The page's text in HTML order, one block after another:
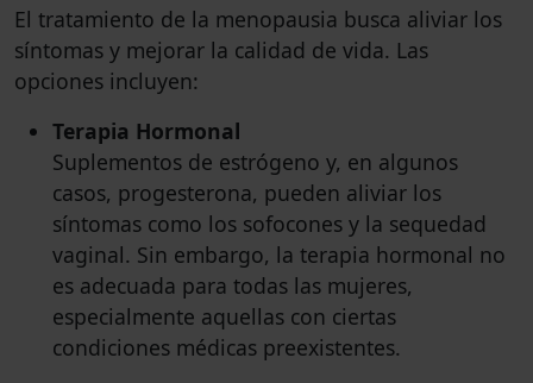
El tratamiento de la menopausia busca aliviar los
síntomas y mejorar la calidad de vida. Las
opciones incluyen:
Terapia Hormonal
Suplementos de estrógeno y, en algunos
casos, progesterona, pueden aliviar los
síntomas como los sofocones y la sequedad
vaginal. Sin embargo, la terapia hormonal no
es adecuada para todas las mujeres,
especialmente aquellas con ciertas
condiciones médicas preexistentes.